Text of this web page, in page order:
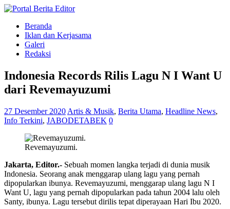
Beranda
Iklan dan Kerjasama
Galeri
Redaksi
Indonesia Records Rilis Lagu N I Want U
dari Revemayuzumi
27 Desember 2020 Artis & Musik, Berita Utama, Headline News,
Info Terkini, JABODETABEK 0
Revemayuzumi.
Jakarta, Editor.- Sebuah momen langka terjadi di dunia musik
Indonesia. Seorang anak menggarap ulang lagu yang pernah
dipopularkan ibunya. Revemayuzumi, menggarap ulang lagu N I
Want U, lagu yang pernah dipopularkan pada tahun 2004 lalu oleh
Santy, ibunya. Lagu tersebut dirilis tepat diperayaan Hari Ibu 2020.